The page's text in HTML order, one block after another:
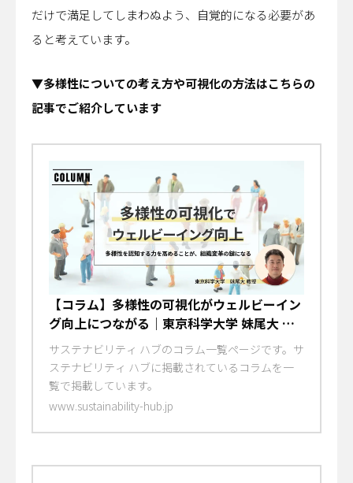
だけで満足してしまわぬよう、自覚的になる必要があ
ると考えています。
▼多様性についての考え方や可視化の方法はこちらの
記事でご紹介しています
【コラム】多様性の可視化がウェルビーイン
グ向上につながる｜東京科学大学 妹尾大 教
授 | サステナビリティ ハブ
サステナビリティ ハブのコラム一覧ページです。サ
ステナビリティ ハブに掲載されているコラムを一
覧で掲載しています。
www.sustainability-hub.jp